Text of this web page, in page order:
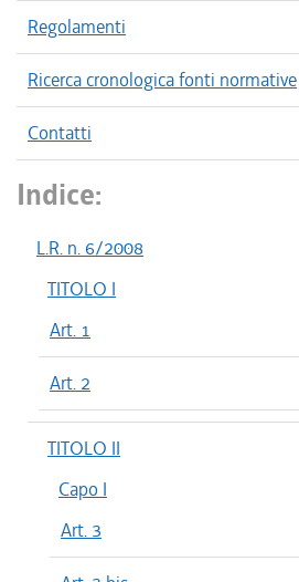
Regolamenti
Ricerca cronologica fonti normative
Contatti
Indice:
L.R. n. 6/2008
TITOLO I
Art. 1
Art. 2
TITOLO II
Capo I
Art. 3